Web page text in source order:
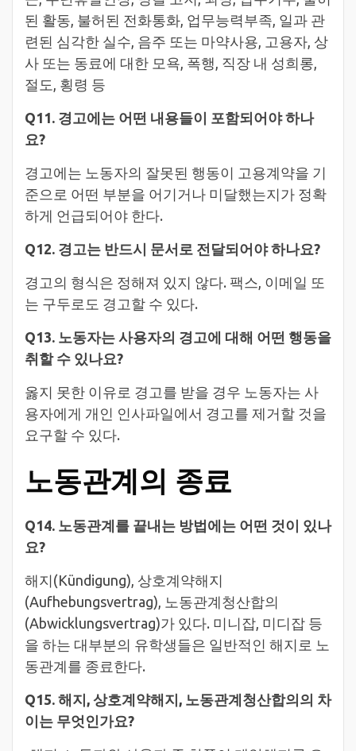
된 활동, 불허된 전화통화, 업무능력부족, 일과 관
련된 심각한 실수, 음주 또는 마약사용, 고용자, 상
사 또는 동료에 대한 모욕, 폭행, 직장 내 성희롱,
절도, 횡령 등
Q11. 경고에는 어떤 내용들이 포함되어야 하나
요?
경고에는 노동자의 잘못된 행동이 고용계약을 기
준으로 어떤 부분을 어기거나 미달했는지가 정확
하게 언급되어야 한다.
Q12. 경고는 반드시 문서로 전달되어야 하나요?
경고의 형식은 정해져 있지 않다. 팩스, 이메일 또
는 구두로도 경고할 수 있다.
Q13. 노동자는 사용자의 경고에 대해 어떤 행동을
취할 수 있나요?
옳지 못한 이유로 경고를 받을 경우 노동자는 사
용자에게 개인 인사파일에서 경고를 제거할 것을
요구할 수 있다.
노동관계의 종료
Q14. 노동관계를 끝내는 방법에는 어떤 것이 있나
요?
해지(Kündigung), 상호계약해지
(Aufhebungsvertrag), 노동관계청산합의
(Abwicklungsvertrag)가 있다. 미니잡, 미디잡 등
을 하는 대부분의 유학생들은 일반적인 해지로 노
동관계를 종료한다.
Q15. 해지, 상호계약해지, 노동관계청산합의의 차
이는 무엇인가요?